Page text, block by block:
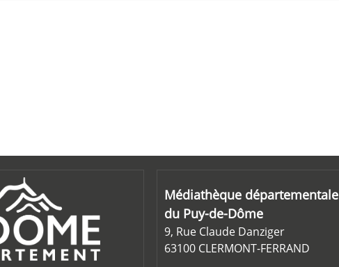
Médiathèque départementale
du Puy-de-Dôme
9, Rue Claude Danziger
63100 CLERMONT-FERRAND